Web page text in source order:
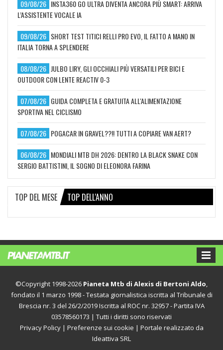
09/08/26 INSTA360 GO ULTRA DIVENTA ANCORA PIÙ SMART: ARRIVA
L’ASSISTENTE VOCALE IA
09/08/26 SHORT TEST TITICI RELLI PRO EVO, IL FATTO A MANO IN
ITALIA TORNA A SPLENDERE
08/08/26 JULBO LIRY, GLI OCCHIALI PIÙ VERSATILI PER BICI E
OUTDOOR CON LENTE REACTIV 0-3
07/08/26 GUIDA COMPLETA E GRATUITA ALL'ALIMENTAZIONE
SPORTIVA NEL CICLISMO
07/08/26 POGACAR IN GRAVEL??!! TUTTI A COPIARE VAN AERT?
06/08/26 MONDIALI MTB DH 2026: DENTRO LA BLACK SNAKE CON
SERGIO BATTISTINI, IL SOGNO DI ELEONORA FARINA
TOP DEL MESE TOP DELL'ANNO
©Copyright 1998-2026 Pianeta Mtb di Alexis di Bertoni Aldo,
fondato il 1 marzo 1998 - Testata giornalistica iscritta al Tribunale di
Brescia nr. 3 del 26/2/2019 Iscritta al ROC nr. 32957 - Partita IVA
03578560173 | Tutti i diritti sono riservati
Privacy Policy| Preferenze sui cookie | Portale realizzato da
Ideattiva SRL